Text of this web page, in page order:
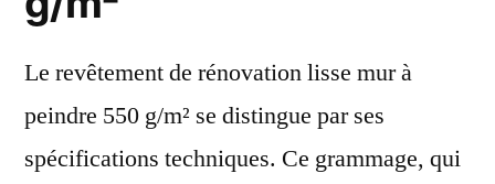
Le revêtement de rénovation lisse mur à
peindre 550 g/m² se distingue par ses
spécifications techniques. Ce grammage, qui